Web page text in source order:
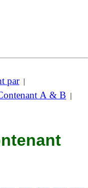
par|
A & B |